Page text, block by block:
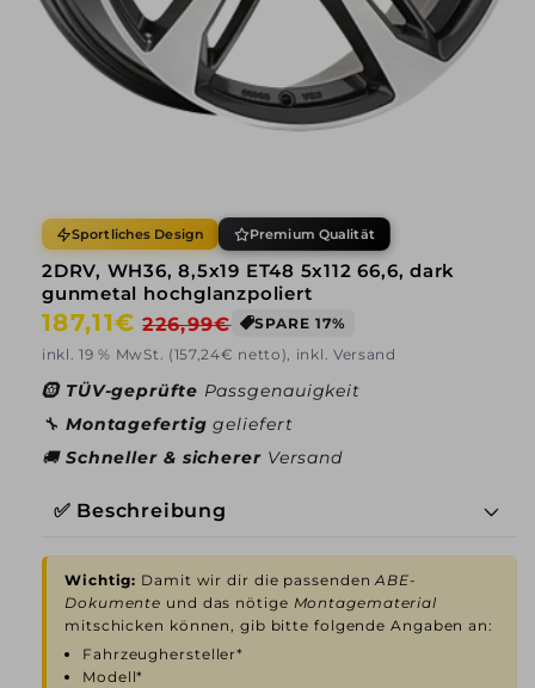
Sportliches Design Premium Qualität
2DRV, WH36, 8,5x19 ET48 5x112 66,6, dark
gunmetal hochglanzpoliert
Normaler
Preis
187,11€ Verkaufspreis
226,99€
SPARE 17%
inkl. 19 % MwSt. (157,24€ netto), inkl. Versand
🛞 TÜV-geprüfte Passgenauigkeit
🔧 Montagefertiggeliefert
🚚 Schneller & sicherer Versand
✅ Beschreibung
Wichtig: Damit wir dir die passendenABE-
Dokumente und das nötige Montagematerial
mitschicken können, gib bitte folgende Angaben an:
Fahrzeughersteller*
Modell*